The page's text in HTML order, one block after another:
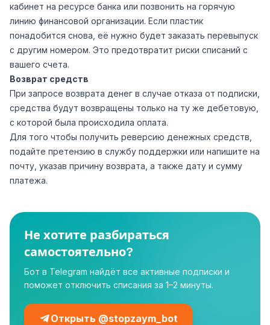
кабинет на ресурсе банка или позвонить на горячую
линию финансовой организации. Если пластик
понадобится снова, её нужно будет заказать перевыпуск
с другим номером. Это предотвратит риски списаний с
вашего счета.
Возврат средств
При запросе возврата денег в случае отказа от подписки,
средства будут возвращены только на ту же дебетовую,
с которой была происходила оплата.
Для того чтобы получить реверсию денежных средств,
подайте претензию в службу поддержки или напишите на
почту, указав причину возврата, а также дату и сумму
платежа.
Не хотите разбираться
самостоятельно?
Бот в Telegram найдёт все активные подписки и
поможет отключить списания за 1–2 минуты.
Открыть @stopzaym_bot